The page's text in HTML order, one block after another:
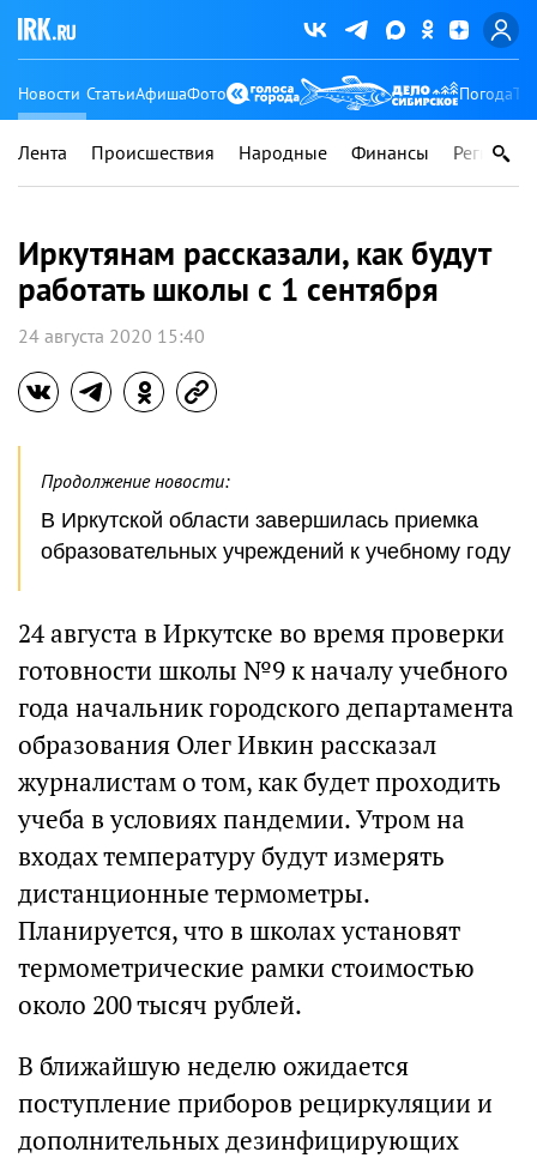
Новости СтатьиАфишаФото Погода
Лента Происшествия Народные Финансы Регионы
Иркутянам рассказали, как будут
работать школы с 1 сентября
24 августа 2020 15:40
Продолжение новости:
В Иркутской области завершилась приемка
образовательных учреждений к учебному году
24 августа в Иркутске во время проверки
готовности школы №9 к началу учебного
года начальник городского департамента
образования Олег Ивкин рассказал
журналистам о том, как будет проходить
учеба в условиях пандемии. Утром на
входах температуру будут измерять
дистанционные термометры.
Планируется, что в школах установят
термометрические рамки стоимостью
около 200 тысяч рублей.
В ближайшую неделю ожидается
поступление приборов рециркуляции и
дополнительных дезинфицирующих